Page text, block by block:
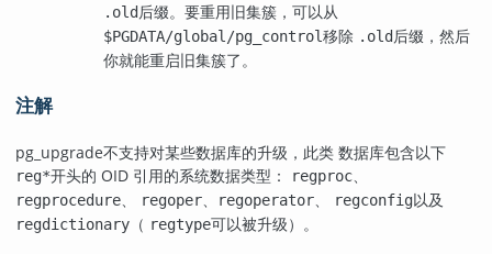
.old后缀。要重用旧集簇，可以从
$PGDATA/global/pg_control移除 .old后缀，然后
你就能重启旧集簇了。
注解
pg_upgrade不支持对某些数据库的升级，此类 数据库包含以下
reg*开头的 OID 引用的系统数据类型： regproc、
regprocedure、 regoper、 regoperator、 regconfig以及
regdictionary （ regtype可以被升级）。